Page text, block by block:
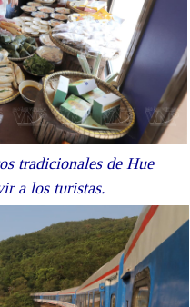
tradicionales de Hue
a los turistas.